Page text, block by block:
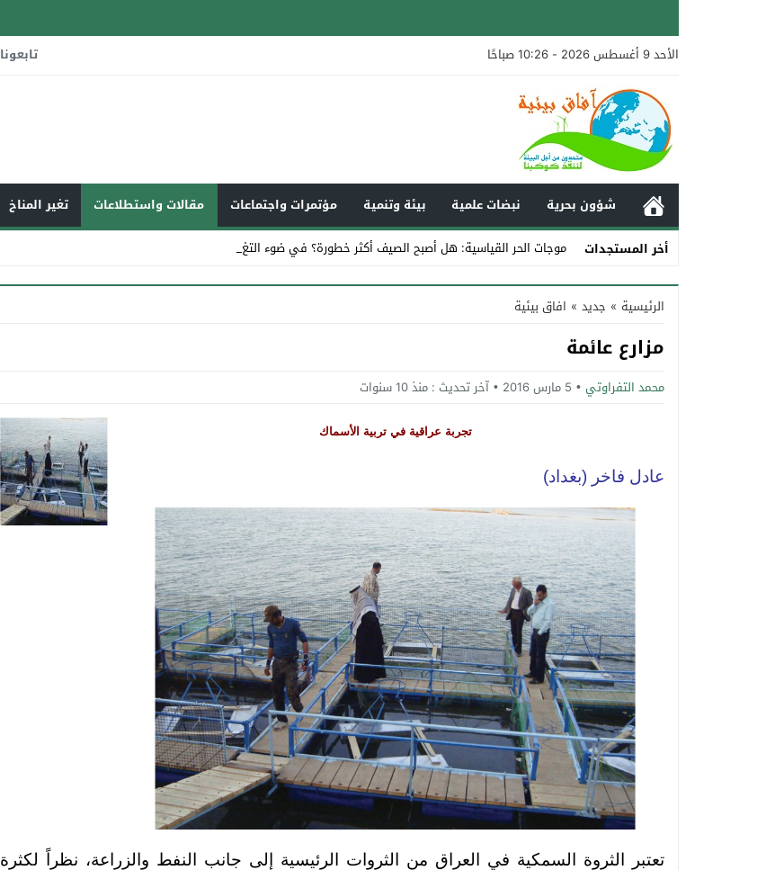
الأحد 9 أغسطس 2026 - 10:26 صباحًا
تابعونا
شؤون بحرية نبضات علمية بيئة وتنمية مؤتمرات واجتماعات مقالات واستطلاعات تغير المناخ
أخر المستجدات
موجات الحر القياسية: هل أصبح الصيف أكثر خطورة؟ في ضوء التغير المناخي _
Stop
Previous
الرئيسية » جديد » افاق بيئية
مزارع عائمة
محمد التفراوتي 5 مارس 2016 آخر تحديث : منذ 10 سنوات
تجربة عراقية في تربية الأسماك
عادل فاخر (بغداد)
تعتبر الثروة السمكية في العراق من الثروات الرئيسية إلى جانب النفط والزراعة، نظراً لكثرة